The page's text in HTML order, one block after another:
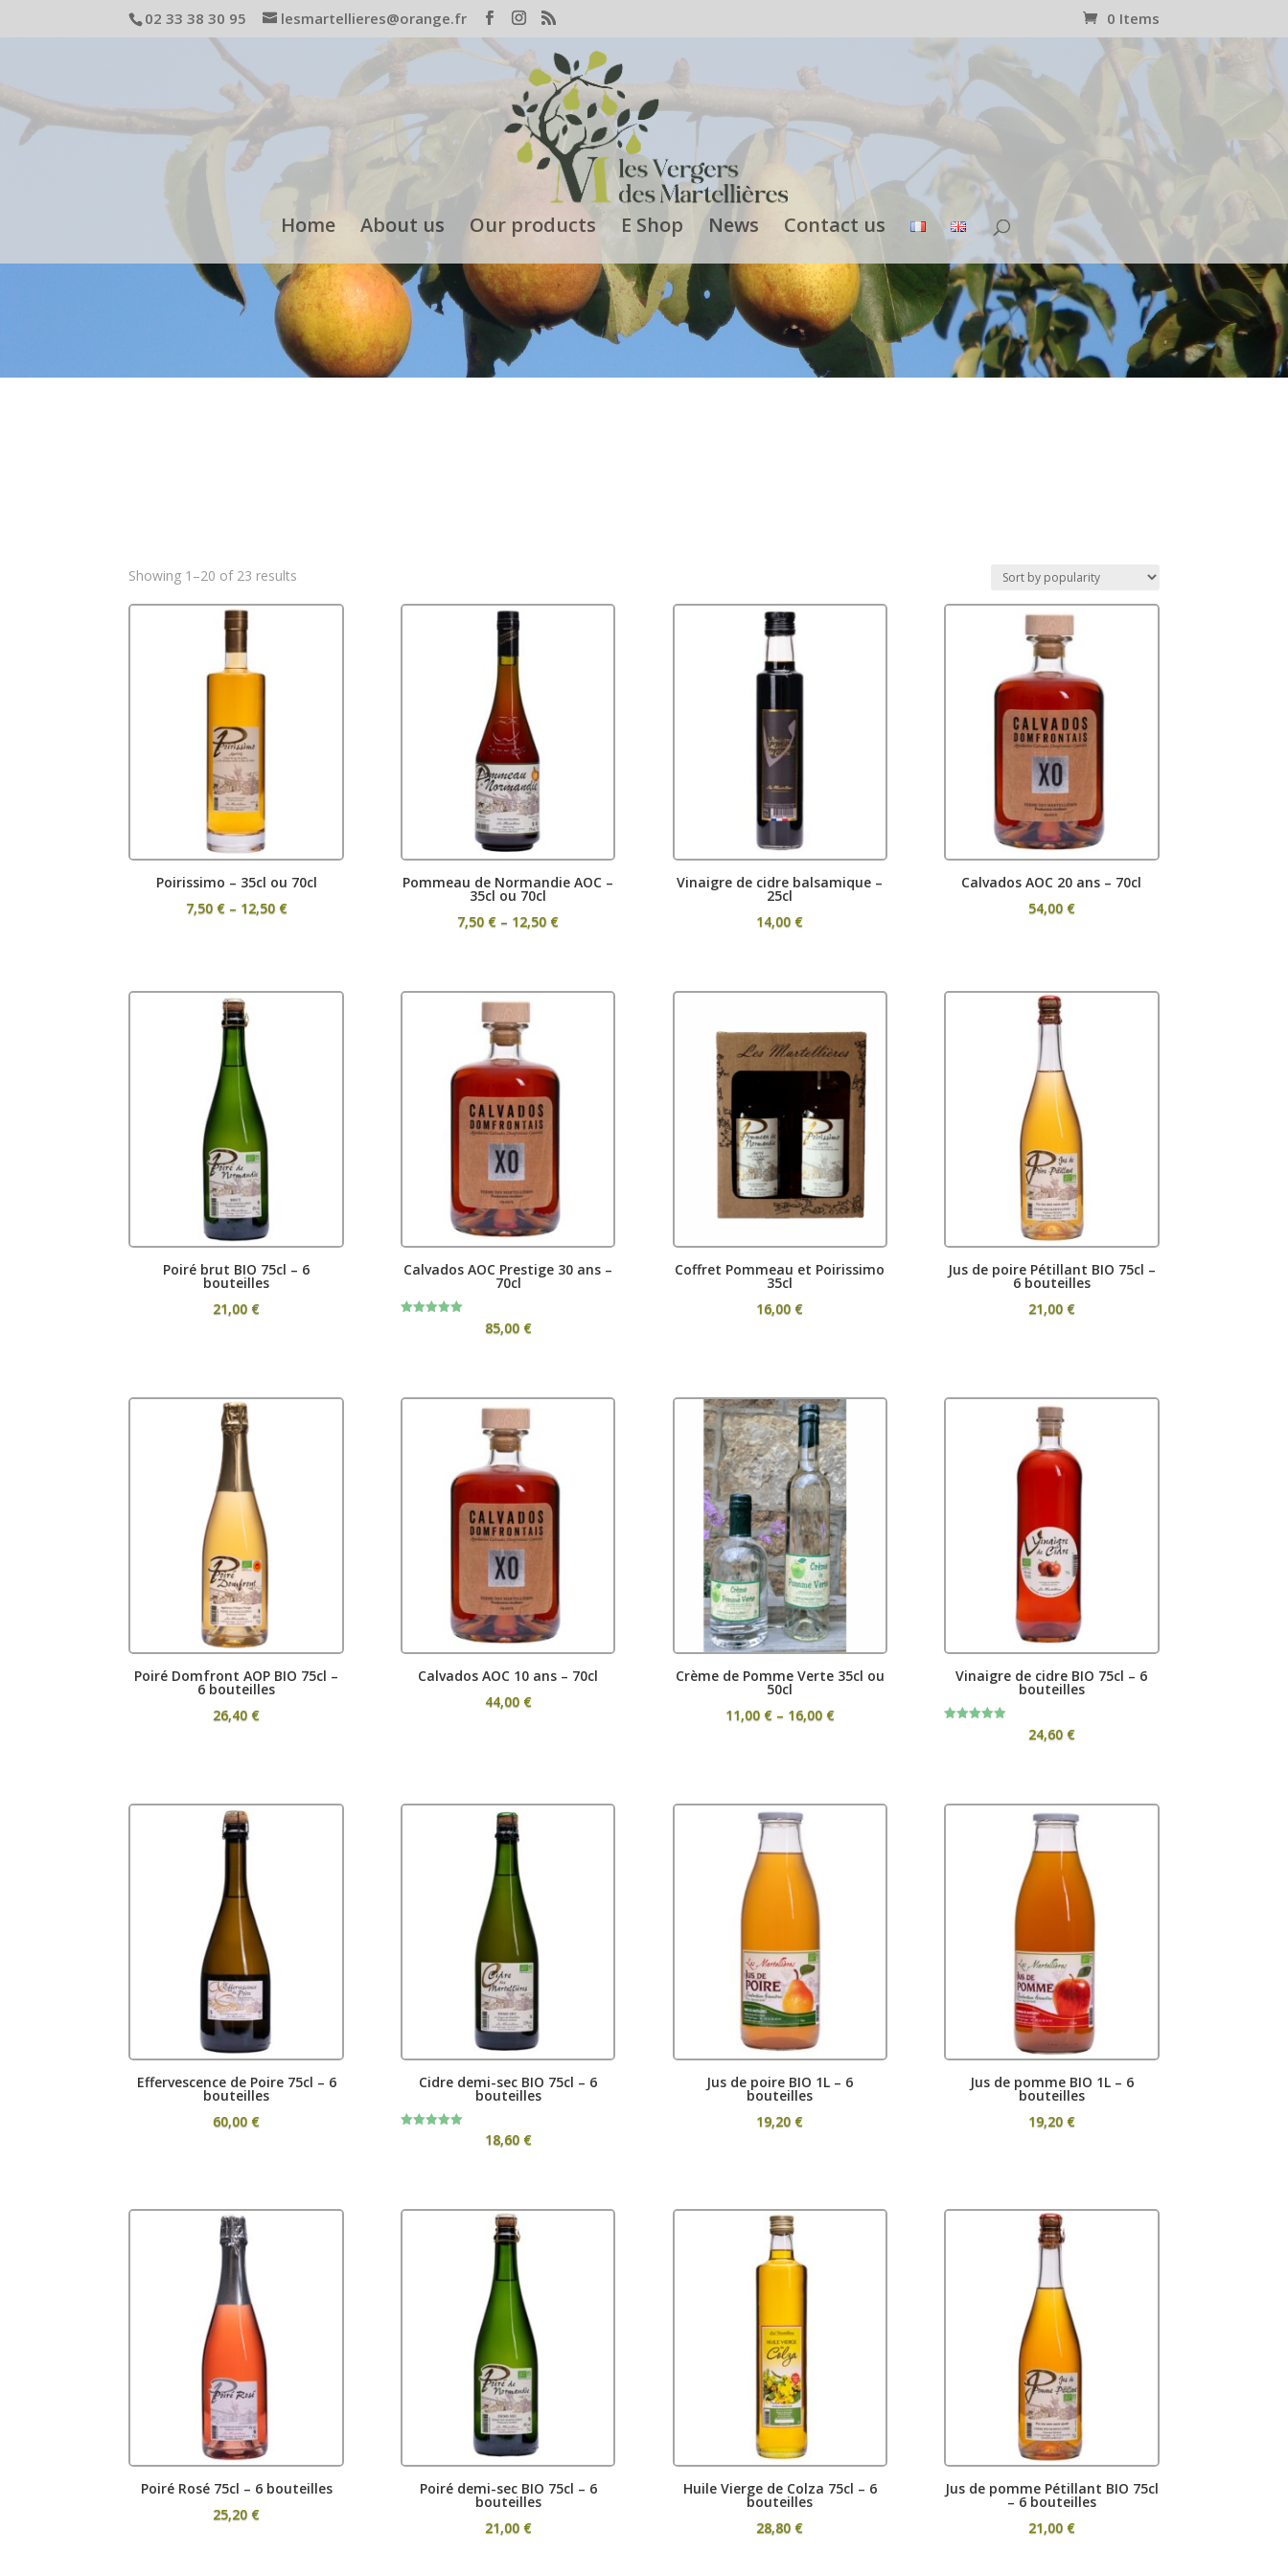
02 33 38 30 95 lesmartellieres@orange.fr 0 Items
Home About us Our products E Shop News Contact us
Showing 1–20 of 23 results
Poirissimo – 35cl ou 70cl
7,50 € – 12,50 €Price
Pommeau de Normandie AOC –
35cl ou 70cl
7,50 € – 12,50 €Price
through
Vinaigre de cidre balsamique –
25cl
14,00 €
Calvados AOC 20 ans – 70cl
54,00 €
Poiré brut BIO 75cl – 6
bouteilles
21,00 €
Calvados AOC Prestige 30 ans –
70cl
85,00 €
Coffret Pommeau et Poirissimo
35cl
16,00 €
Jus de poire Pétillant BIO 75cl –
6 bouteilles
21,00 €
Poiré Domfront AOP BIO 75cl –
6 bouteilles
26,40 €
Calvados AOC 10 ans – 70cl
44,00 €
Crème de Pomme Verte 35cl ou
50cl
11,00 € – 16,00 €Price
Vinaigre de cidre BIO 75cl – 6
bouteilles
24,60 €
Effervescence de Poire 75cl – 6
bouteilles
60,00 €
Cidre demi-sec BIO 75cl – 6
bouteilles
18,60 €
Jus de poire BIO 1L – 6
bouteilles
19,20 €
Jus de pomme BIO 1L – 6
bouteilles
19,20 €
Poiré Rosé 75cl – 6 bouteilles
25,20 €
Poiré demi-sec BIO 75cl – 6
bouteilles
21,00 €
Huile Vierge de Colza 75cl – 6
bouteilles
28,80 €
Jus de pomme Pétillant BIO 75cl
– 6 bouteilles
21,00 €